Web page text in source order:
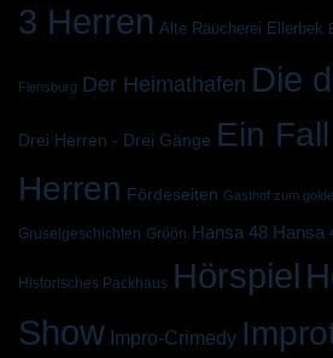
3 Herren Alte Räucherei Ellerbek
Flensburg Der Heimathafen Die
Drei Herren - Drei Gänge Ein
Herren Fördeseiten Gasthof zum
Gruselgeschichten Gröön Hansa 48 Hansa
Historisches Packhaus Hörspiel
Show Impro-Crimedy